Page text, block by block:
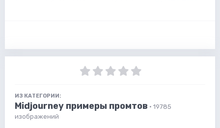
ИЗ КАТЕГОРИИ:
Midjourney примеры промтов · 19785
изображений